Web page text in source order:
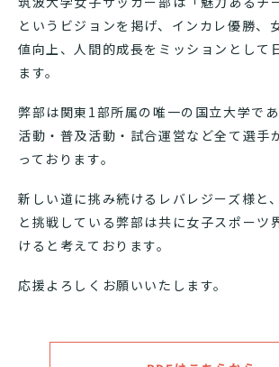
というビジョンを掲げ、インカレ優勝、
値向上、人間的成長をミッションとして
ます。
弊部は関東1部所属の唯一の国立大学で
活動・普及活動・試合運営など全て選手
っております。
新しい道に挑み続けるレバレジーズ様と
と挑戦している弊部は共に女子スポーツ
けると考えております。
応援よろしくお願いいたします。